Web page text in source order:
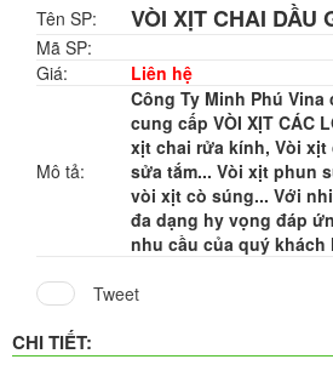
Tên SP: VÒI XỊT CHAI DẦU
Mã SP:
Giá:
Liên hệ
Mô tả:
Công Ty Minh Phú Vina
cung cấp VÒI XỊT CÁC
xịt chai rửa kính, Vòi xịt
sửa tắm... Vòi xịt phun
vòi xịt cò súng... Với
đa dạng hy vọng đáp
nhu cầu của quý khách
Tweet
CHI TIẾT: